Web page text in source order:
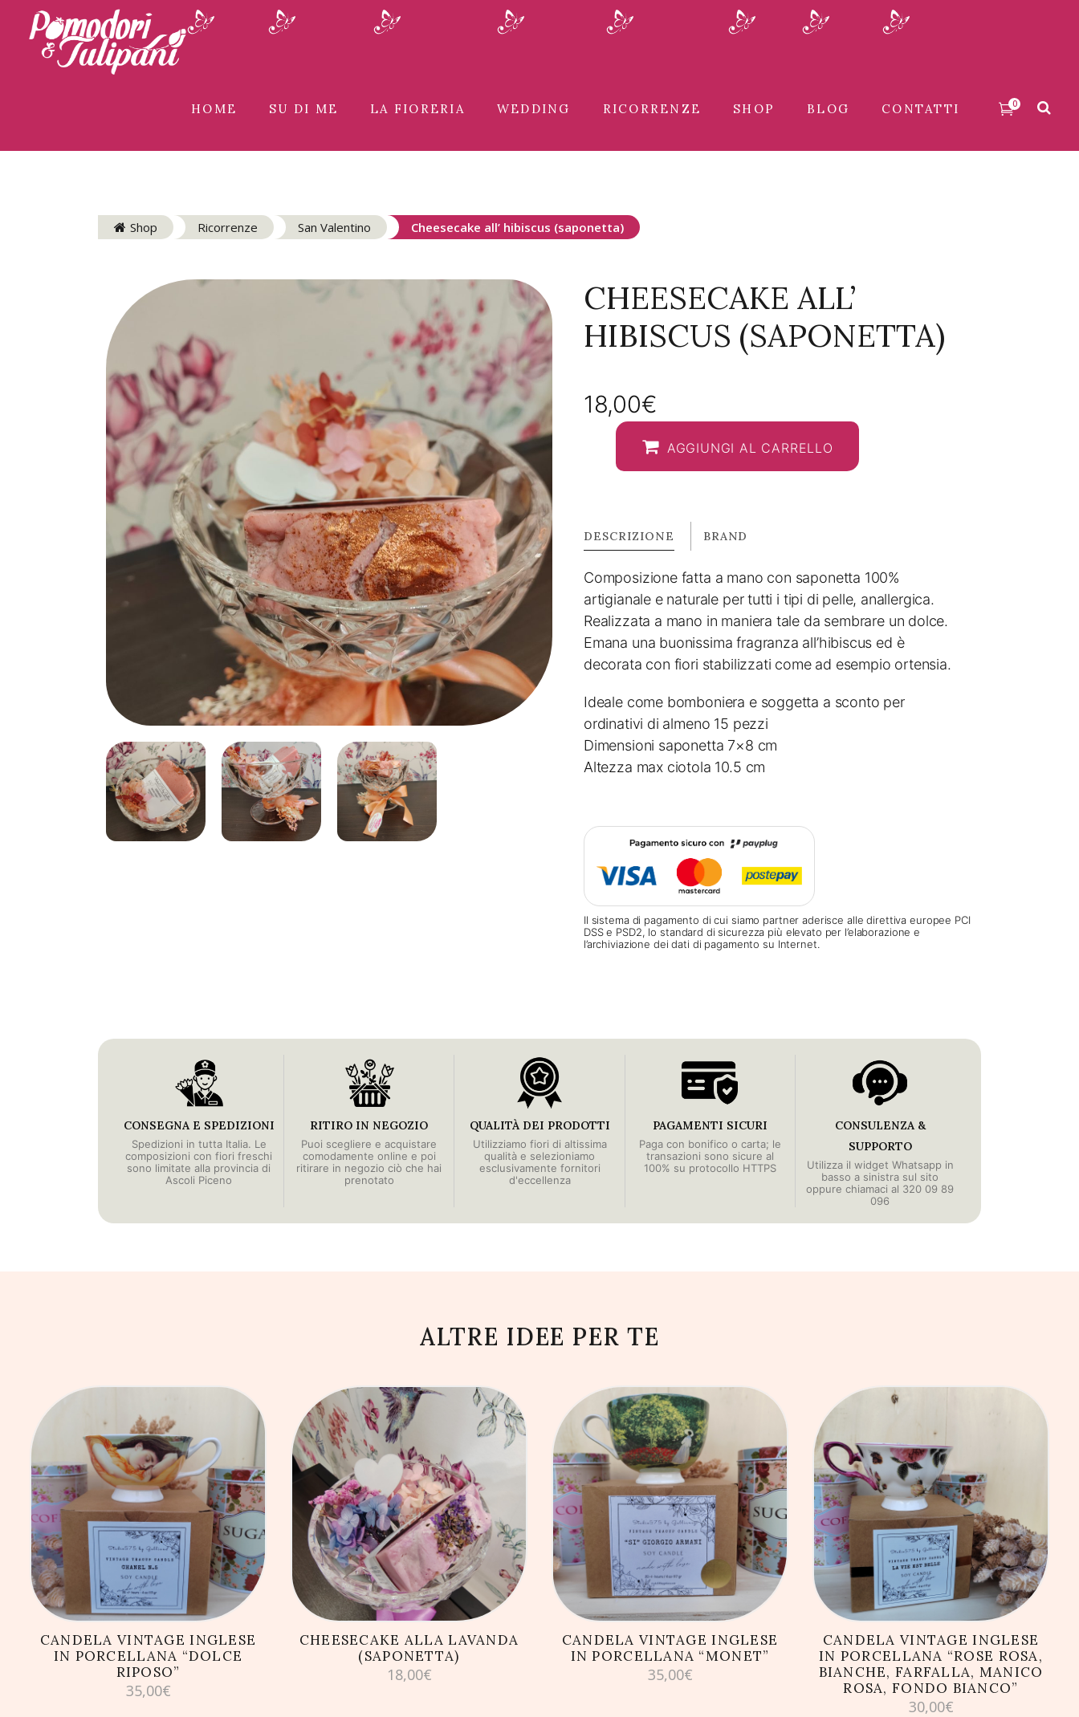
HOME SU DI ME LA FIORERIA WEDDING RICORRENZE SHOP BLOG CONTATTI 0
Shop Ricorrenze San Valentino Cheesecake all’ hibiscus (saponetta)
CHEESECAKE ALL’
HIBISCUS (SAPONETTA)
18,00€
AGGIUNGI AL CARRELLO
DESCRIZIONE BRAND
Composizione fatta a mano con saponetta 100%
artigianale e naturale per tutti i tipi di pelle, anallergica.
Realizzata a mano in maniera tale da sembrare un dolce.
Emana una buonissima fragranza all’hibiscus ed è
decorata con fiori stabilizzati come ad esempio ortensia.
Ideale come bomboniera e soggetta a sconto per
ordinativi di almeno 15 pezzi
Dimensioni saponetta 7×8 cm
Altezza max ciotola 10.5 cm
Il sistema di pagamento di cui siamo partner aderisce alle direttiva europee PCI
DSS e PSD2, lo standard di sicurezza più elevato per l’elaborazione e
l’archiviazione dei dati di pagamento su Internet.
CONSEGNA E SPEDIZIONI
Spedizioni in tutta Italia. Le
composizioni con fiori freschi
sono limitate alla provincia di
Ascoli Piceno
RITIRO IN NEGOZIO
Puoi scegliere e acquistare
comodamente online e poi
ritirare in negozio ciò che hai
prenotato
QUALITÀ DEI PRODOTTI
Utilizziamo fiori di altissima
qualità e selezioniamo
esclusivamente fornitori
d'eccellenza
PAGAMENTI SICURI
Paga con bonifico o carta; le
transazioni sono sicure al
100% su protocollo HTTPS
CONSULENZA &
SUPPORTO
Utilizza il widget Whatsapp in
basso a sinistra sul sito
oppure chiamaci al 320 09 89
096
ALTRE IDEE PER TE
AGGIUNGI AL CARRELLO
CANDELA VINTAGE INGLESE
IN PORCELLANA “DOLCE
RIPOSO”
35,00€
AGGIUNGI AL CARRELLO
CHEESECAKE ALLA LAVANDA
(SAPONETTA)
18,00€
AGGIUNGI AL CARRELLO
CANDELA VINTAGE INGLESE
IN PORCELLANA “MONET”
35,00€
AGGIUNGI AL CARRELLO
CANDELA VINTAGE INGLESE
IN PORCELLANA “ROSE ROSA,
BIANCHE, FARFALLA, MANICO
ROSA, FONDO BIANCO”
30,00€